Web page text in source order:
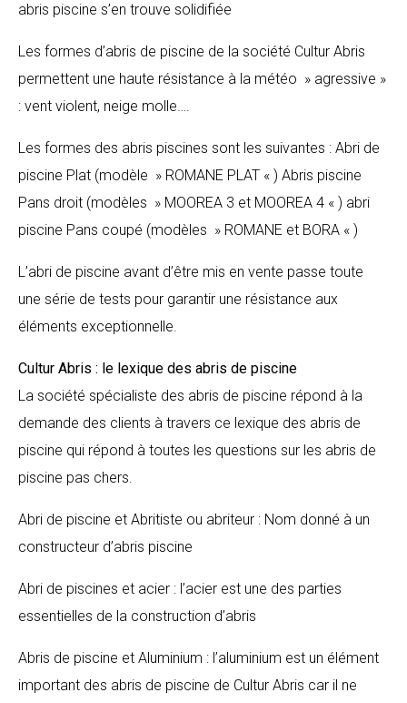
abris piscine s’en trouve solidifiée
Les formes d’abris de piscine de la société Cultur Abris
permettent une haute résistance à la météo » agressive »
: vent violent, neige molle….
Les formes des abris piscines sont les suivantes : Abri de
piscine Plat (modèle » ROMANE PLAT « ) Abris piscine
Pans droit (modèles » MOOREA 3 et MOOREA 4 « ) abri
piscine Pans coupé (modèles » ROMANE et BORA « )
L’abri de piscine avant d’être mis en vente passe toute
une série de tests pour garantir une résistance aux
éléments exceptionnelle.
Cultur Abris : le lexique des abris de piscine
La société spécialiste des abris de piscine répond à la
demande des clients à travers ce lexique des abris de
piscine qui répond à toutes les questions sur les abris de
piscine pas chers.
Abri de piscine et Abritiste ou abriteur : Nom donné à un
constructeur d’abris piscine
Abri de piscines et acier : l’acier est une des parties
essentielles de la construction d’abris
Abris de piscine et Aluminium : l’aluminium est un élément
important des abris de piscine de Cultur Abris car il ne